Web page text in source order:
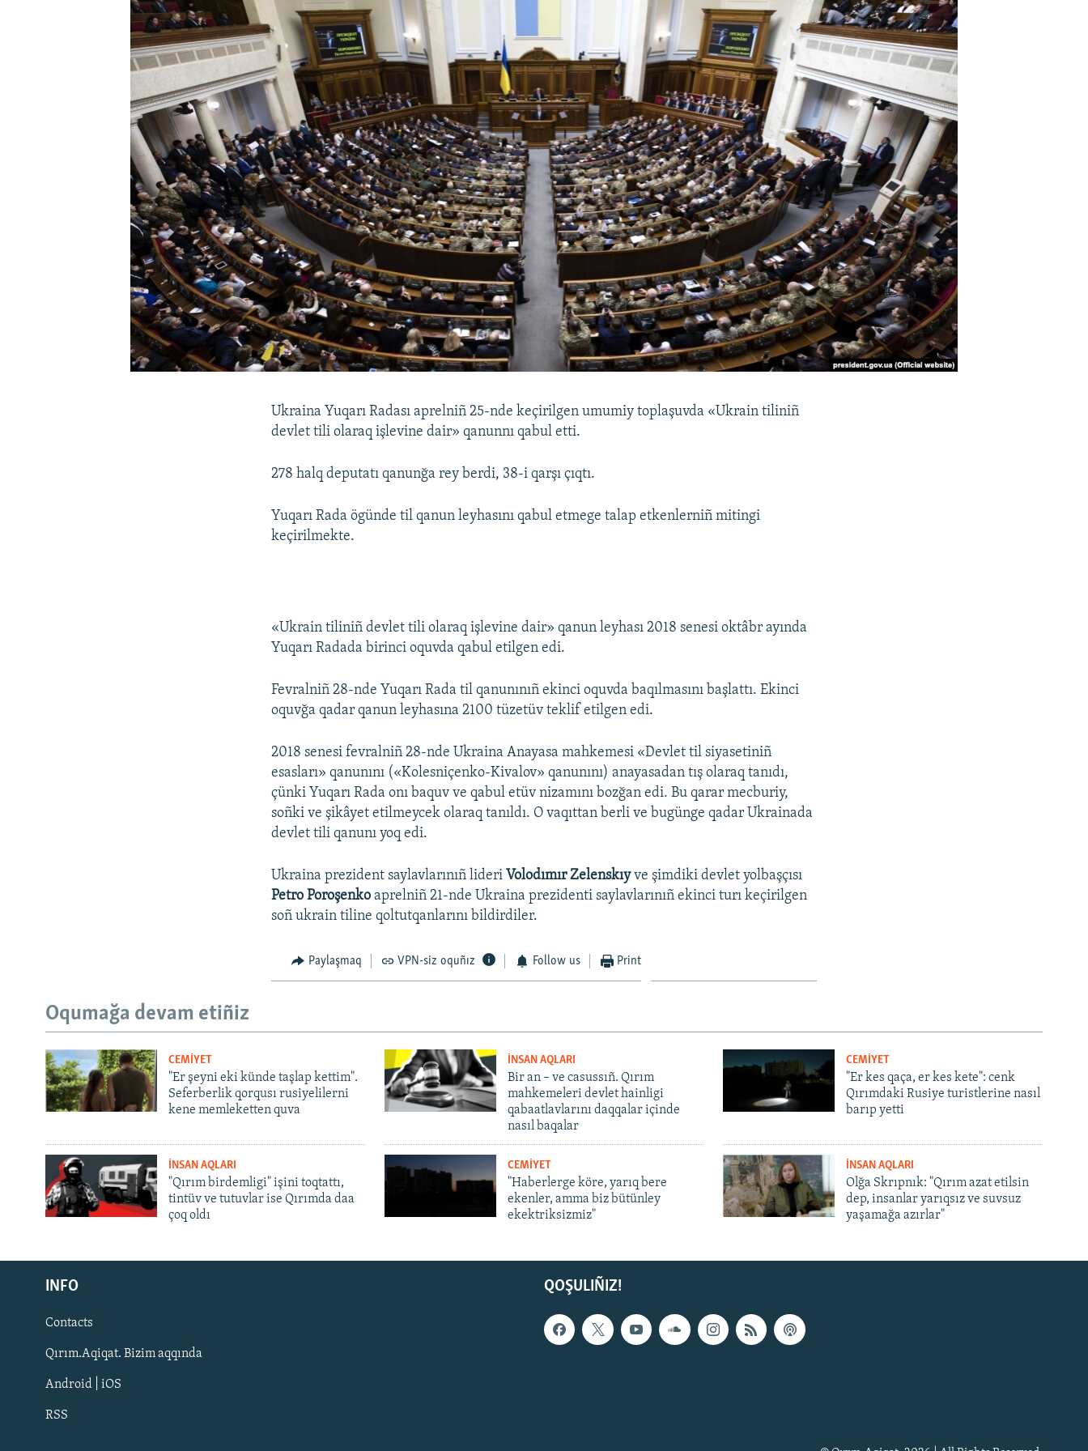
Русский
Українською
QOŞULIÑIZ!
Ukraina Yuqarı Radası aprelniñ 25-nde keçirilgen umumiy toplaşuvda «Ukrain tiliniñ
devlet tili olaraq işlevine dair» qanunnı qabul etti.
278 halq deputatı qanunğa rey berdi, 38-i qarşı çıqtı.
Yuqarı Rada ögünde til qanun leyhasını qabul etmege talap etkenlerniñ mitingi
keçirilmekte.
«Ukrain tiliniñ devlet tili olaraq işlevine dair» qanun leyhası 2018 senesi oktâbr ayında
Yuqarı Radada birinci oquvda qabul etilgen edi.
Fevralniñ 28-nde Yuqarı Rada til qanunınıñ ekinci oquvda baqılmasını başlattı. Ekinci
oquvğa qadar qanun leyhasına 2100 tüzetüv teklif etilgen edi.
2018 senesi fevralniñ 28-nde Ukraina Anayasa mahkemesi «Devlet til siyasetiniñ
esasları» qanunını («Kolesniçenko-Kivalov» qanunını) anayasadan tış olaraq tanıdı,
çünki Yuqarı Rada onı baquv ve qabul etüv nizamını bozğan edi. Bu qarar mecburiy,
soñki ve şikâyet etilmeycek olaraq tanıldı. O vaqıttan berli ve bugünge qadar Ukrainada
devlet tili qanunı yoq edi.
Ukraina prezident saylavlarınıñ lideri Volodımır Zelenskıyve şimdiki devlet yolbaşçısı
Petro Poroşenkoaprelniñ 21-nde Ukraina prezidenti saylavlarınıñ ekinci turı keçirilgen
soñ ukrain tiline qoltutqanlarını bildirdiler.
Paylaşmaq VPN-siz oquñız Follow us Print
Oqumağa devam etiñiz
CEMİYET
"Er şeyni eki künde taşlap kettim".
Seferberlik qorqusı rusiyelilerni
kene memleketten quva
İNSAN AQLARI
Bir an – ve casussıñ. Qırım
mahkemeleri devlet hainligi
qabaatlavlarını daqqalar içinde
nasıl baqalar
CEMİYET
"Er kes qaça, er kes kete": cenk
Qırımdaki Rusiye turistlerine nasıl
barıp yetti
İNSAN AQLARI
"Qırım birdemligi" işini toqtattı,
tintüv ve tutuvlar ise Qırımda daa
çoq oldı
CEMİYET
"Haberlerge köre, yarıq bere
ekenler, amma biz bütünley
ekektriksizmiz"
İNSAN AQLARI
Olğa Skrıpnık: "Qırım azat etilsin
dep, insanlar yarıqsız ve suvsuz
yaşamağa azırlar"
QOŞULIÑIZ!
INFO
Contacts
Qırım.Aqiqat. Bizim aqqında
Android | iOS
RSS